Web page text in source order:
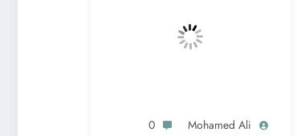
Mohamed Ali
0